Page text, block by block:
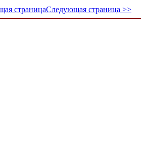
страницаСледующая страница >>